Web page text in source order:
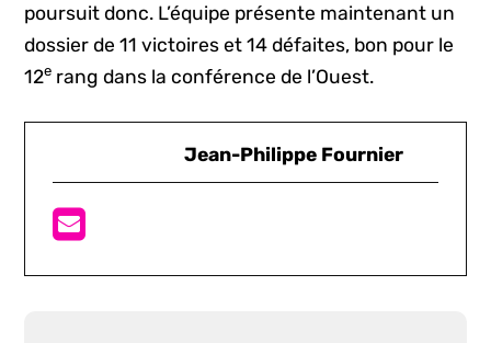
poursuit donc. L’équipe présente maintenant un
dossier de 11 victoires et 14 défaites, bon pour le
12e rang dans la conférence de l’Ouest.
Jean-Philippe Fournier